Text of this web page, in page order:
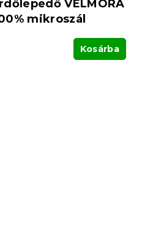
VELMORA
mikroszál
Kosárba